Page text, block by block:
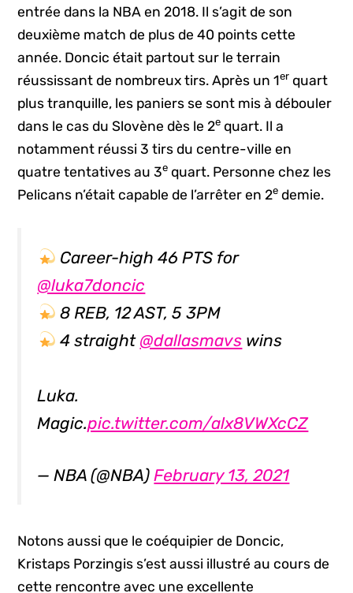
entrée dans la NBA en 2018. Il s’agit de son
deuxième match de plus de 40 points cette
année. Doncic était partout sur le terrain
réussissant de nombreux tirs. Après un 1er quart
plus tranquille, les paniers se sont mis à débouler
dans le cas du Slovène dès le 2e quart. Il a
notamment réussi 3 tirs du centre-ville en
quatre tentatives au 3e quart. Personne chez les
Pelicans n’était capable de l’arrêter en 2e demie.
Career-high 46 PTS for
@luka7doncic
8 REB, 12 AST, 5 3PM
4 straight @dallasmavs wins
Luka.
Magic.pic.twitter.com/alx8VWXcCZ
— NBA (@NBA)February 13, 2021
Notons aussi que le coéquipier de Doncic,
Kristaps Porzingis s’est aussi illustré au cours de
cette rencontre avec une excellente